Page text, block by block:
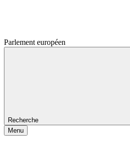
Parlement européen
Recherche
Menu